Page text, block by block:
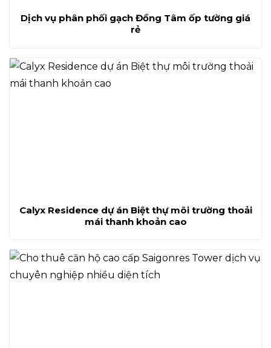
Dịch vụ phân phối gạch Đồng Tâm ốp tường giá
rẻ
Calyx Residence dự án Biệt thự môi trường thoải
mái thanh khoản cao